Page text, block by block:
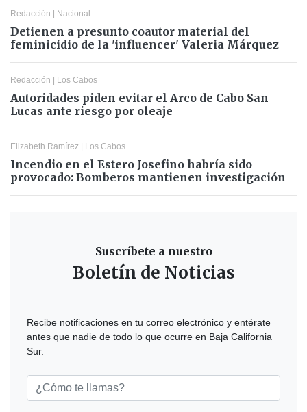
Redacción | Nacional
Detienen a presunto coautor material del
feminicidio de la 'influencer' Valeria Márquez
Redacción | Los Cabos
Autoridades piden evitar el Arco de Cabo San
Lucas ante riesgo por oleaje
Elizabeth Ramírez | Los Cabos
Incendio en el Estero Josefino habría sido
provocado: Bomberos mantienen investigación
Suscríbete a nuestro
Boletín de Noticias
Recibe notificaciones en tu correo electrónico y entérate
antes que nadie de todo lo que ocurre en Baja California
Sur.